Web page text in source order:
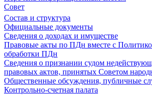
Совет
Состав и структура
Официальные документы
Сведения о доходах и имуществе
Правовые акты по ПДн вместе с
обработки ПДн
Сведения о признании судом
правовых актов, принятых Советом
Общественные обсуждения, публичные
Контрольно-счетная палата